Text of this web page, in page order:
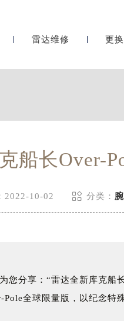
雷达维修 更
船长Over-
2022-10-02  分类：
您分享：“雷达全新库克船
Pole全球限量版，以纪念特